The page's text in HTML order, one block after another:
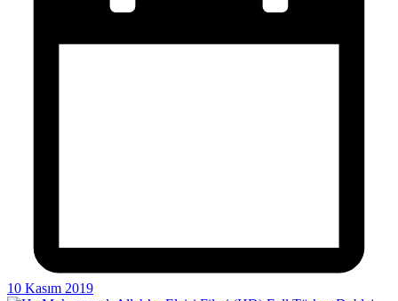
10 Kasım 2019